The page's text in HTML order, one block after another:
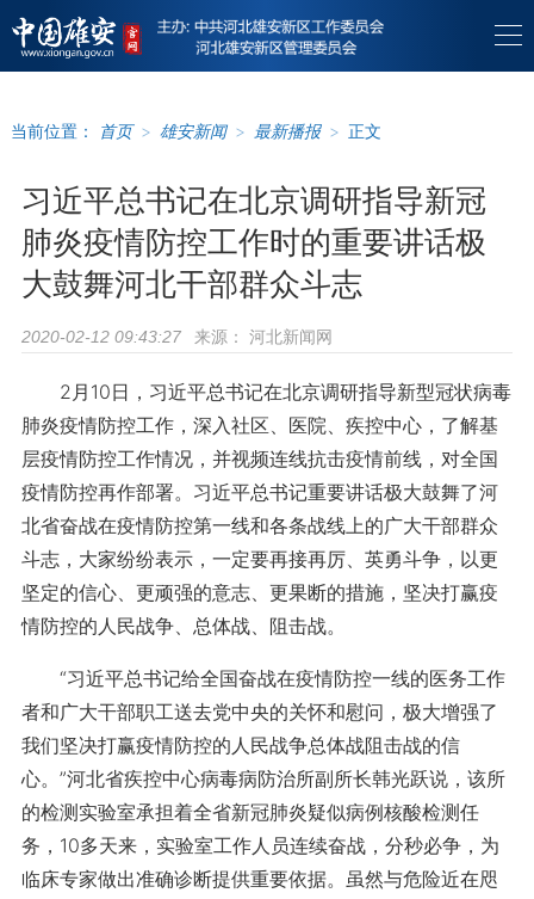
当前位置： 首页 > 雄安新闻 > 最新播报 > 正文
习近平总书记在北京调研指导新冠
肺炎疫情防控工作时的重要讲话极
大鼓舞河北干部群众斗志
2020-02-12 09:43:27 来源： 河北新闻网
2月10日，习近平总书记在北京调研指导新型冠状病毒
肺炎疫情防控工作，深入社区、医院、疾控中心，了解基
层疫情防控工作情况，并视频连线抗击疫情前线，对全国
疫情防控再作部署。习近平总书记重要讲话极大鼓舞了河
北省奋战在疫情防控第一线和各条战线上的广大干部群众
斗志，大家纷纷表示，一定要再接再厉、英勇斗争，以更
坚定的信心、更顽强的意志、更果断的措施，坚决打赢疫
情防控的人民战争、总体战、阻击战。
“习近平总书记给全国奋战在疫情防控一线的医务工作
者和广大干部职工送去党中央的关怀和慰问，极大增强了
我们坚决打赢疫情防控的人民战争总体战阻击战的信
心。”河北省疾控中心病毒病防治所副所长韩光跃说，该所
的检测实验室承担着全省新冠肺炎疑似病例核酸检测任
务，10多天来，实验室工作人员连续奋战，分秒必争，为
临床专家做出准确诊断提供重要依据。虽然与危险近在咫